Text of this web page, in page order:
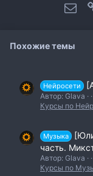
Похожие темы
Нейросети
Автор: Glava
Курсы по
Музыка
часть.
Автор: Glava
Курсы по